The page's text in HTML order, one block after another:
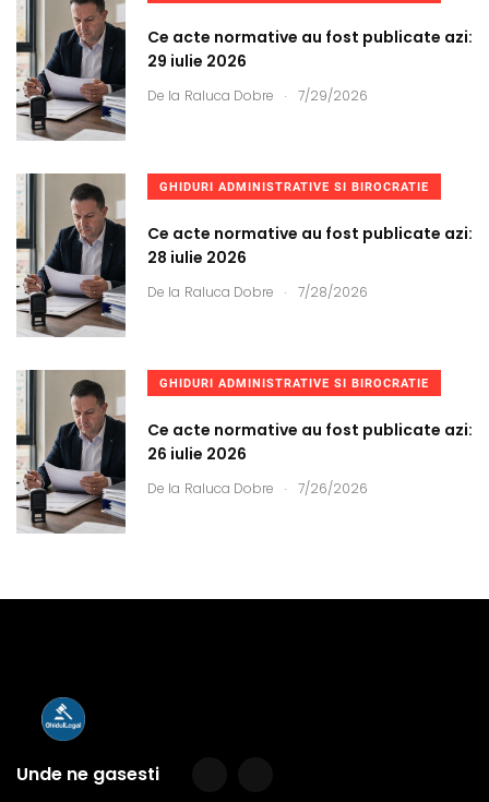
Ce acte normative au fost publicate azi:
29 iulie 2026
De la Raluca Dobre . 7/29/2026
GHIDURI ADMINISTRATIVE SI BIROCRATIE
Ce acte normative au fost publicate azi:
28 iulie 2026
De la Raluca Dobre . 7/28/2026
GHIDURI ADMINISTRATIVE SI BIROCRATIE
Ce acte normative au fost publicate azi:
26 iulie 2026
De la Raluca Dobre . 7/26/2026
Unde ne gasesti